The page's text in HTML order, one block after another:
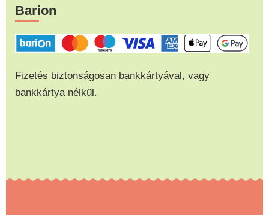
Barion
Fizetés biztonságosan bankkártyával, vagy
bankkártya nélkül.